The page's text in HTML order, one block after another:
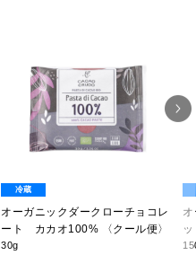
冷蔵
オーガニックダークローチョコレ
ート カカオ100% 〈クール便〉
30g